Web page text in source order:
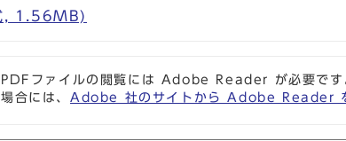
, 1.56MB)
PDFファイルの閲覧には Adobe Reader が必要です
場合には、 Adobe 社のサイトから Adobe Reader を